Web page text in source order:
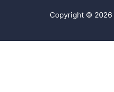
Copyright © 2026